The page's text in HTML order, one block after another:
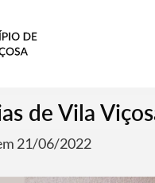
de Vila
21/06/2022